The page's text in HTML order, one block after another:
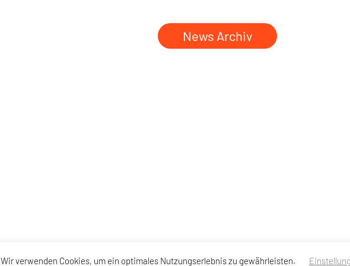
News Archiv
Wir verwenden Cookies, um ein optimales Nutzungserlebnis zu gewährleisten.